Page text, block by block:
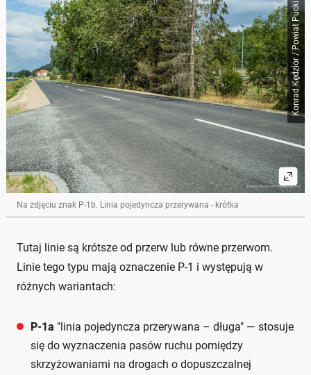
Konrad Kędzior / Powiat Pucki
Na zdjęciu znak P-1b. Linia pojedyncza przerywana - krótka
Tutaj linie są krótsze od przerw lub równe przerwom.
Linie tego typu mają oznaczenie P-1 i występują w
różnych wariantach:
P-1a "linia pojedyncza przerywana – długa" — stosuje
się do wyznaczenia pasów ruchu pomiędzy
skrzyżowaniami na drogach o dopuszczalnej